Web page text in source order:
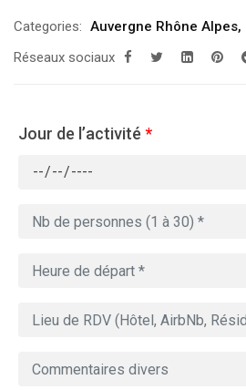
Categories: Auvergne Rhône Alpes,
Réseaux sociaux
Jour de l’activité *